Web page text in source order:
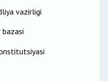
vazirligi